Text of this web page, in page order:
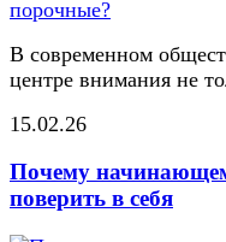
В современном
центре внимания не
15.02.26
Почему
поверить в себя